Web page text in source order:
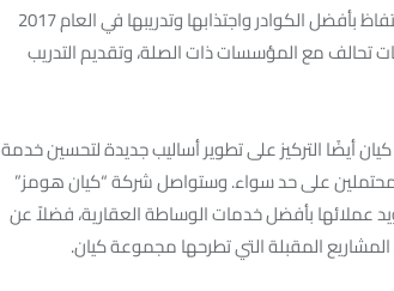
ولمعالجة هذه الجوانب، تضع مجموعة كيان استراتيجية جديدة للاحتفاظ بأفضل الكوادر واجتذابها وتدريبها في العام 2017
تحالف مع المؤسسات ذات الصلة، وتقديم التدريب
أيضًا التركيز على تطوير أساليب جديدة لتحسين خدمة
على حد سواء. وستواصل شركة “كيان هومز”
عملائها بأفضل خدمات الوساطة العقارية، فضلاً عن
المقبلة التي تطرحها مجموعة كيان.